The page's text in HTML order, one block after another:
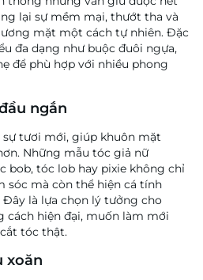
lại sự mềm mại, thướt tha và
mặt một cách tự nhiên. Đặc
đa dạng như buộc đuôi ngựa,
để phù hợp với nhiều phong
ngắn
tươi mới, giúp khuôn mặt
Những mẫu tóc giả nữ
bob, tóc lob hay pixie không chỉ
sóc mà còn thể hiện cá tính
là lựa chọn lý tưởng cho
cách hiện đại, muốn làm mới
tóc thật.
xoăn